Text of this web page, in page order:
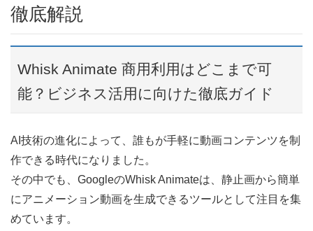
徹底解説
Whisk Animate 商用利用はどこまで可
能？ビジネス活用に向けた徹底ガイド
AI技術の進化によって、誰もが手軽に動画コンテンツを制
作できる時代になりました。
その中でも、GoogleのWhisk Animateは、静止画から簡単
にアニメーション動画を生成できるツールとして注目を集
めています。